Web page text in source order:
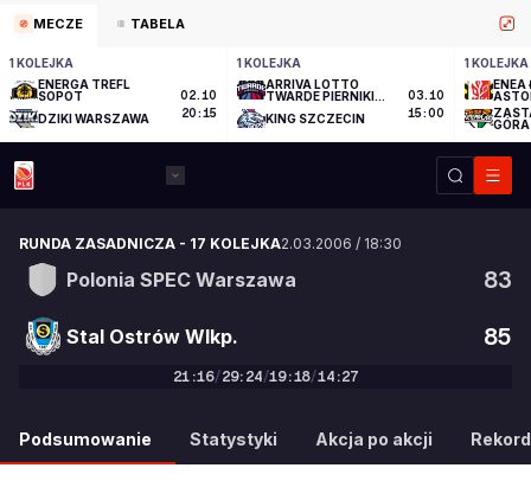
MECZE TABELA
1 KOLEJKA
ENERGA TREFL
SOPOT
DZIKI WARSZAWA
02.10
20:15
1 KOLEJKA
ARRIVA LOTTO
TWARDE PIERNIKI
KING SZCZECIN
03.10
15:00
1 KOLEJKA
ENEA
GÓRA
RUNDA ZASADNICZA - 17 KOLEJKA2.03.2006 / 18:30
Polonia SPEC Warszawa 83
85
Stal Ostrów Wlkp.
21:16/29: 24/19:18/14:27
83:85
Podsumowanie Statystyki Akcja po akcji